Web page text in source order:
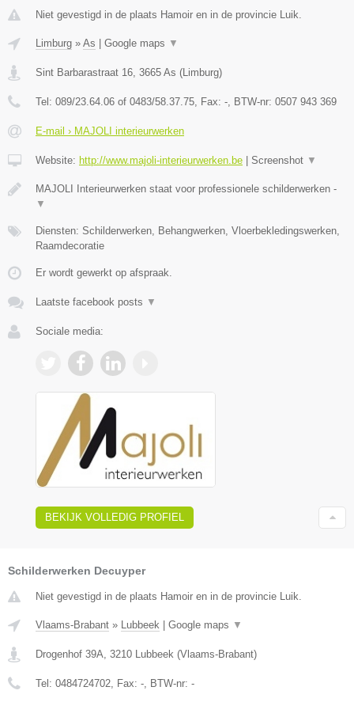
Niet gevestigd in de plaats Hamoir en in de provincie Luik.
Limburg » As Google maps ▼
Sint Barbarastraat 16 3665 As ( Limburg)
Tel: 089/23.64.06 of 0483/58.37.75 , Fax: - , BTW-nr: 0507 943 369
E-mail › MAJOLI interieurwerken
Website: http://www.majoli-interieurwerken.be Screenshot ▼
MAJOLI Interieurwerken staat voor professionele schilderwerken -
▼
Diensten: Schilderwerken, Behangwerken, Vloerbekledingswerken,
Raamdecoratie
Er wordt gewerkt op afspraak.
Laatste facebook posts ▼
Sociale media:
BEKIJK VOLLEDIG PROFIEL
Schilderwerken Decuyper
Niet gevestigd in de plaats Hamoir en in de provincie Luik.
Vlaams-Brabant » Lubbeek | Google maps ▼
Drogenhof 39A 3210 Lubbeek (Vlaams-Brabant)
Tel: 0484724702 , Fax: - , BTW-nr: -